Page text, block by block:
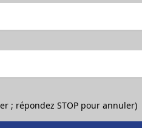
; répondez STOP pour annuler)